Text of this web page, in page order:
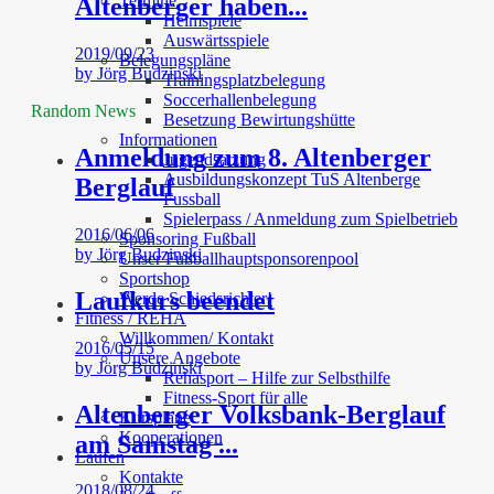
Heimspiele
Auswärtsspiele
Belegungspläne
Trainingsplatzbelegung
Soccerhallenbelegung
Besetzung Bewirtungshütte
Informationen
Jugendsatzung
Ausbildungskonzept TuS Altenberge
Fussball
Spielerpass / Anmeldung zum Spielbetrieb
Sponsoring Fußball
Unser Fußballhauptsponsorenpool
Sportshop
Werde Schiedsrichter!
Fitness / REHA
Willkommen/ Kontakt
Unsere Angebote
Rehasport – Hilfe zur Selbsthilfe
Fitness-Sport für alle
Kurspläne
Kooperationen
Laufen
Kontakte
Altenberger haben...
2019/09/23
by Jörg Budzinski
Random News
Anmeldung zum 8. Altenberger
Berglauf
2016/06/06
by Jörg Budzinski
Laufkurs beendet
2016/05/15
by Jörg Budzinski
Altenberger Volksbank-Berglauf
am Samstag ̵...